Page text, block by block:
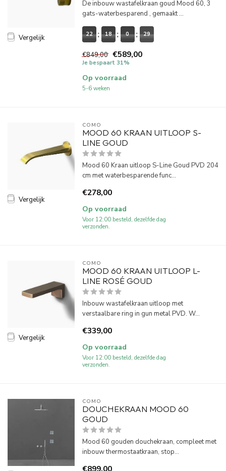
Vergelijk
De inbouw wastafelkraan goud Mood 60, 3
gats-waterbesparend , gemaakt ...
22 18 0 29
€849,00 €589,00
Je bespaart 31%
Op voorraad
5-6 weken
Vergelijk
COMO
MOOD 60 KRAAN UITLOOP S-
LINE GOUD
Mood 60 Kraan uitloop S-Line Goud PVD 204
cm met waterbesparende func...
€278,00
Op voorraad
Voor 12:00 besteld, dezelfde dag
verzonden.
Vergelijk
COMO
MOOD 60 KRAAN UITLOOP L-
LINE ROSÉ GOUD
Inbouw wastafelkraan uitloop met
verstaalbare ring in gun metal PVD. W...
€339,00
Op voorraad
Voor 12:00 besteld, dezelfde dag
verzonden.
COMO
DOUCHEKRAAN MOOD 60
GOUD
Mood 60 gouden douchekraan, compleet met
inbouw thermostaatkraan, stop...